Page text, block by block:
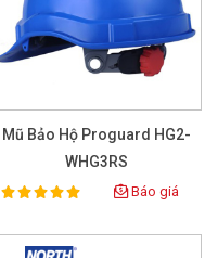
Mũ Bảo Hộ Proguard HG2-
WHG3RS
Rating:
100% Báo giá